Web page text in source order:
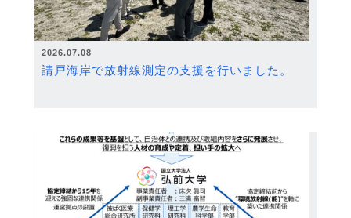
2026.07.08
請戸海岸で放射線測定の支援を行いました。